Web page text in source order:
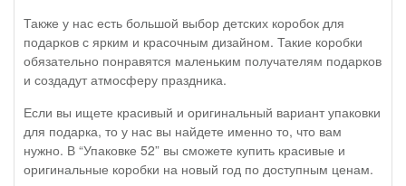
Также у нас есть большой выбор детских коробок для
подарков с ярким и красочным дизайном. Такие коробки
обязательно понравятся маленьким получателям подарков
и создадут атмосферу праздника.
Если вы ищете красивый и оригинальный вариант упаковки
для подарка, то у нас вы найдете именно то, что вам
нужно. В “Упаковке 52” вы сможете купить красивые и
оригинальные коробки на новый год по доступным ценам.